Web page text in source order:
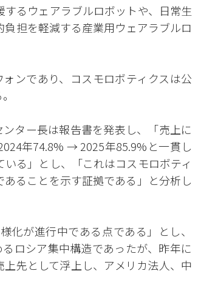
るウェアラブルロボットや、日常生
担を軽減する産業用ウェアラブルロ
ンであり、コスモロボティクスは公
ター長は報告書を発表し、「売上に
年74.8% → 2025年85.9%と一貫し
る」とし、「これはコスモロボティ
ることを示す証拠である」と分析し
化が進行中である点である」とし、
ロシア集中構造であったが、昨年に
先として浮上し、アメリカ法人、中